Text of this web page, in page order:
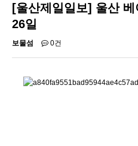
[울산제일일보] 울산
26일
보물섬 0건